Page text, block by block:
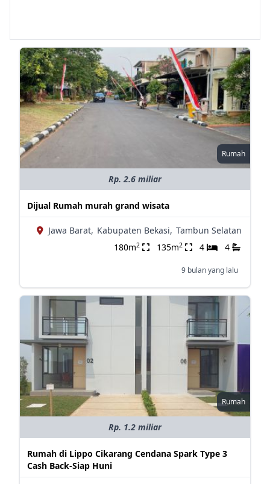
Rumah
Rp. 2.6 miliar
Dijual Rumah murah grand wisata
Jawa Barat, Kabupaten Bekasi, Tambun Selatan
180m2 135m2 4 4
9 bulan yang lalu
Rumah
Rp. 1.2 miliar
Rumah di Lippo Cikarang Cendana Spark Type 3
Cash Back-Siap Huni